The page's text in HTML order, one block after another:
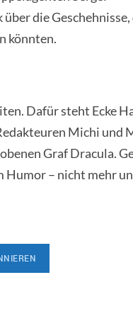
die Geschehnisse,
könnten.
Dafür steht Ecke
Michi und
Graf Dracula.
Humor – nicht mehr